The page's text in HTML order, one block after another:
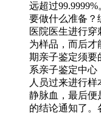
远超过
要做什么准备？
医院医生进行
为样品，而后才
期亲子鉴定须要
系亲子鉴定中心
人员过来进行
静脉血，最后便
的结论通知了。